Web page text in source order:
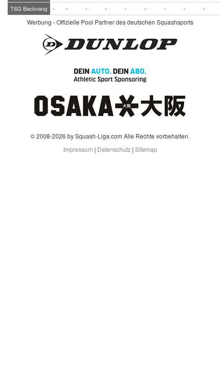
TSG Backnang - - - - - - - - -
Werbung - Offizielle Pool Partner des deutschen Squashsports
© 2008-2026 by Squash-Liga.com Alle Rechte vorbehalten.
Impressum | Datenschutz| Sitemap